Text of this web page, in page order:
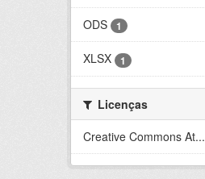
ODS 1
XLSX 1
Licenças
Creative Commons At...